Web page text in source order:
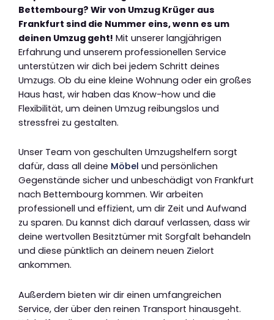
Bettembourg? Wir von Umzug Krüger aus
Frankfurt sind die Nummer eins, wenn es um
deinen Umzug geht! Mit unserer langjährigen
Erfahrung und unserem professionellen Service
unterstützen wir dich bei jedem Schritt deines
Umzugs. Ob du eine kleine Wohnung oder ein großes
Haus hast, wir haben das Know-how und die
Flexibilität, um deinen Umzug reibungslos und
stressfrei zu gestalten.
Unser Team von geschulten Umzugshelfern sorgt
dafür, dass all deine Möbel und persönlichen
Gegenstände sicher und unbeschädigt von Frankfurt
nach Bettembourg kommen. Wir arbeiten
professionell und effizient, um dir Zeit und Aufwand
zu sparen. Du kannst dich darauf verlassen, dass wir
deine wertvollen Besitztümer mit Sorgfalt behandeln
und diese pünktlich an deinem neuen Zielort
ankommen.
Außerdem bieten wir dir einen umfangreichen
Service, der über den reinen Transport hinausgeht.